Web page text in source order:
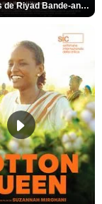
Les Silences de Riyad Bande-annonce VO STFR